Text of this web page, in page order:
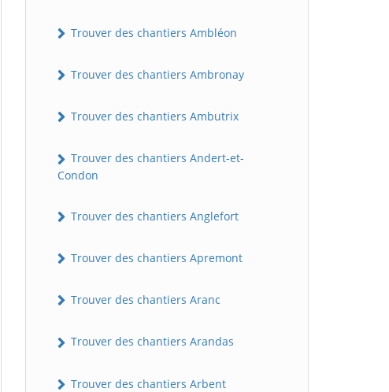
Trouver des chantiers Ambléon
Trouver des chantiers Ambronay
Trouver des chantiers Ambutrix
Trouver des chantiers Andert-et-
Condon
Trouver des chantiers Anglefort
Trouver des chantiers Apremont
Trouver des chantiers Aranc
Trouver des chantiers Arandas
Trouver des chantiers Arbent